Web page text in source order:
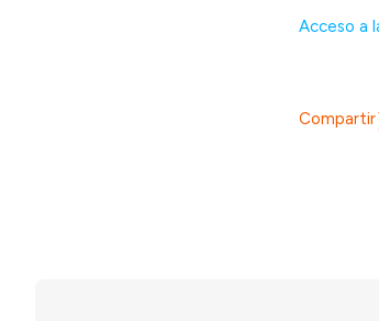
Acceso a
Compartir